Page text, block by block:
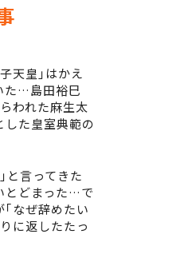
天皇｣はかえ
た…島田裕巳
われた麻生太
した皇室典範の
と言ってきた
とどまった…で
｢なぜ辞めたい
に返したたっ